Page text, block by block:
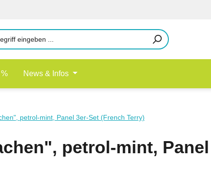
News & Infos
petrol-mint, Panel 3er-Set (French Terry)
petrol-mint,